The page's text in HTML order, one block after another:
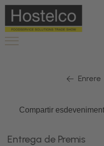
Enrere
Compartir esdeveniment
Entrega de Premis